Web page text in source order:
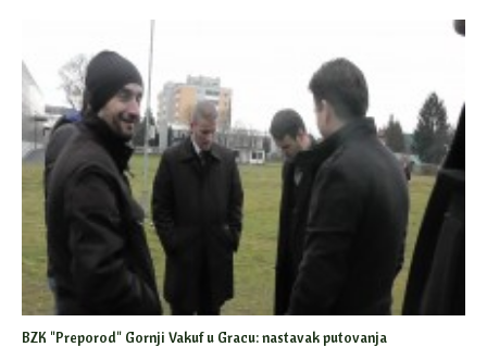
BZK "Preporod" Gornji Vakuf u Gracu: nastavak putovanja